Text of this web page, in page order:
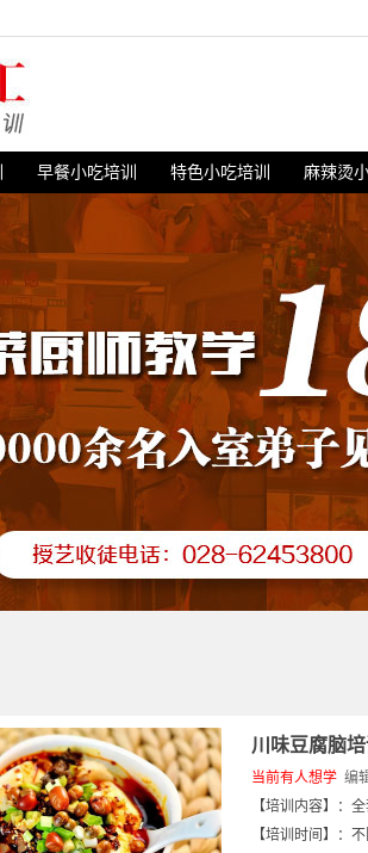
早餐小吃培训 特色小吃培训 麻辣烫
川味豆腐脑培
当前有人想学 编
【培训内容】：
【培训时间】：